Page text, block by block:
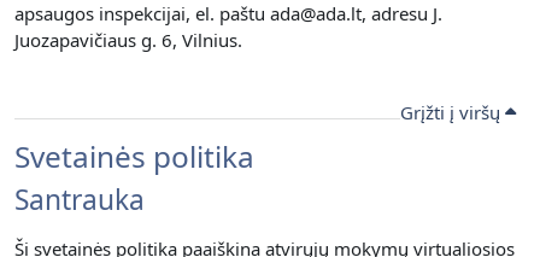
apsaugos inspekcijai, el. paštu ada@ada.lt, adresu J.
Juozapavičiaus g. 6, Vilnius.
Grįžti į viršų
Svetainės politika
Santrauka
Ši svetainės politika paaiškina atvirųjų mokymų virtualiosios